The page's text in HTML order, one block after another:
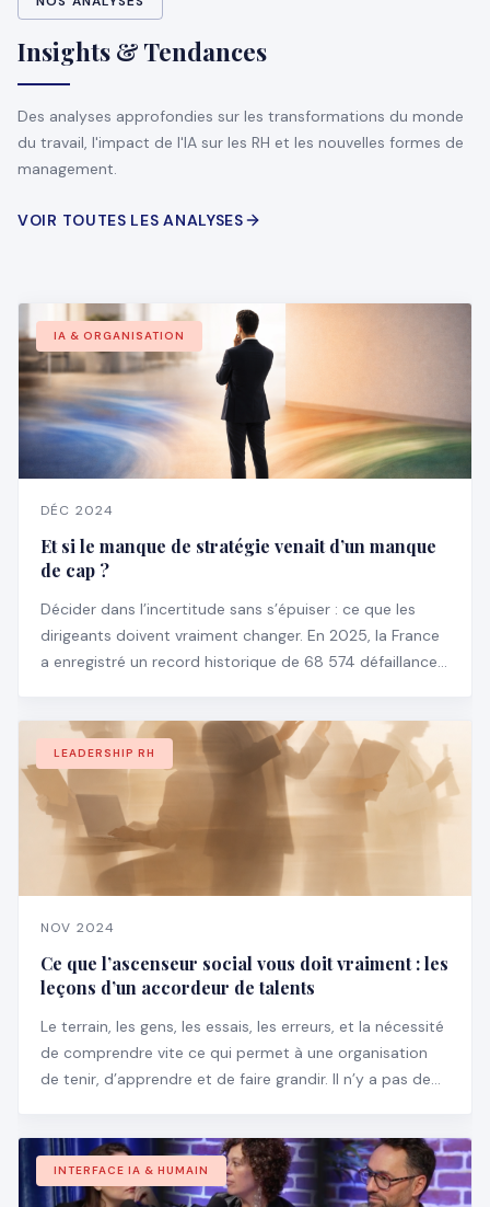
Insights & Tendances
Des analyses approfondies sur les transformations du monde
du travail, l'impact de l'IA sur les RH et les nouvelles formes de
management.
VOIR TOUTES LES ANALYSES
IA & ORGANISATION
DÉC 2024
Et si le manque de stratégie venait d’un manque
de cap ?
Décider dans l’incertitude sans s’épuiser : ce que les
dirigeants doivent vraiment changer. En 2025, la France
a enregistré un record historique de 68 574 défaillances
salariés (+18,6 %).
LEADERSHIP RH
NOV 2024
Ce que l’ascenseur social vous doit vraiment : les
leçons d’un accordeur de talents
Le terrain, les gens, les essais, les erreurs, et la nécessité
de comprendre vite ce qui permet à une organisation
de tenir, d’apprendre et de faire grandir. Il n’y a pas de
INTERFACE IA & HUMAIN